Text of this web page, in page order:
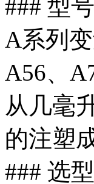
### 型
A系列
A56、
从几毫
的注塑
### 选